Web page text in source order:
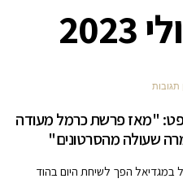
2023
תגובות
"מאז פרשת כרמל מעודה
שעולה מהסרטונים"
במגדיאל הפך לשיחת היום בהוד